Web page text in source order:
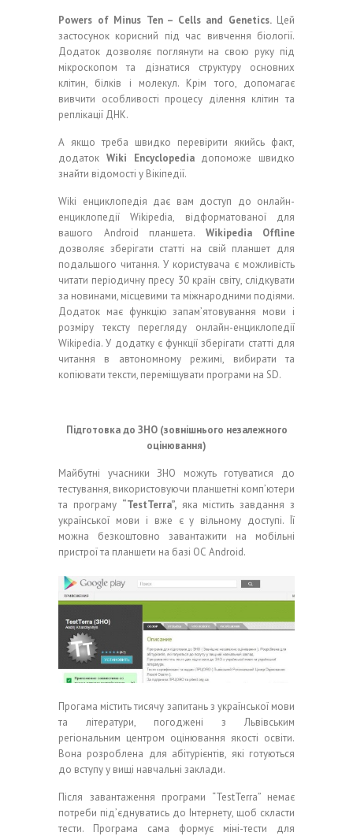
Powers of Minus Ten – Cells and Genetics.Цей
застосунок корисний під час вивчення біології.
Додаток дозволяє поглянути на свою руку під
мікроскопом та дізнатися структуру основних
клітин, білків і молекул. Крім того, допомагає
вивчити особливості процесу ділення клітин та
реплікації ДНК.
А якщо треба швидко перевірити якийсь факт,
додаток Wiki Encyclopediaдопоможе швидко
знайти відомості у Вікіпедії.
Wiki енциклопедія дає вам доступ до онлайн-
енциклопедії Wikipedia, відформатованої для
вашого Android планшета. Wikipedia Offline
дозволяє зберігати статті на свій планшет для
подальшого читання. У користувача є можливість
читати періодичну пресу 30 країн світу, слідкувати
за новинами, місцевими та міжнародними подіями.
Додаток має функцію запам’ятовування мови і
розміру тексту перегляду онлайн-енциклопедії
Wikipedia. У додатку є функції зберігати статті для
читання в автономному режимі, вибирати та
копіювати тексти, переміщувати програми на SD.
Підготовка до ЗНО (зовнішнього незалежного
оцінювання)
Майбутні учасники ЗНО можуть готуватися до
тестування, використовуючи планшетні комп’ютери
та програму “TestTerra”,яка містить завдання з
української мови і вже є у вільному доступі. Її
можна безкоштовно завантажити на мобільні
пристрої та планшети на базі ОС Android.
Прогама мiстить тисячу запитань з української мови
та лiтератури, погодженi з Львiвським
регiональним центром оцiнювання якостi освiти.
Вона розроблена для абітурієнтів, які готуються
до вступу у вищі навчальні заклади.
Пiсля завантаження програми “TestTerra” немає
потреби пiд’єднуватись до Інтернету, щоб скласти
тести. Програма сама формує мiнi-тести для